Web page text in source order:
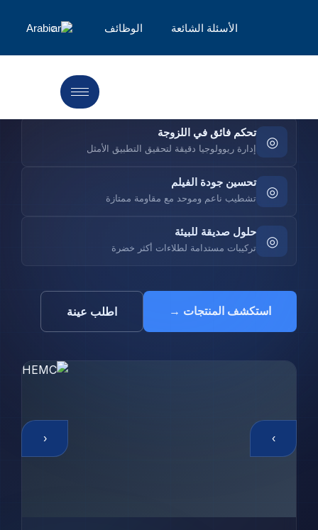
الأسئلة الشائعة الوظائف Arabic
تحكم فائق في اللزوجة
إدارة ريوولوجيا دقيقة لتحقيق التطبيق الأمثل
تحسين جودة الفيلم
تشطيب ناعم وموحد مع مقاومة ممتازة
حلول صديقة للبيئة
تركيبات مستدامة لطلاءات أكثر خضرة
استكشف المنتجات → اطلب عينة